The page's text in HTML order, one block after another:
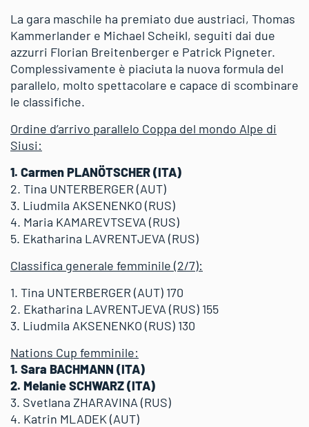
La gara maschile ha premiato due austriaci, Thomas
Kammerlander e Michael Scheikl, seguiti dai due
azzurri Florian Breitenberger e Patrick Pigneter.
Complessivamente è piaciuta la nuova formula del
parallelo, molto spettacolare e capace di scombinare
le classifiche.
Ordine d’arrivo parallelo Coppa del mondo Alpe di
Siusi:
1. Carmen PLANÖTSCHER (ITA)
2. Tina UNTERBERGER (AUT)
3. Liudmila AKSENENKO (RUS)
4. Maria KAMAREVTSEVA (RUS)
5. Ekatharina LAVRENTJEVA (RUS)
Classifica generale femminile (2/7):
1. Tina UNTERBERGER (AUT) 170
2. Ekatharina LAVRENTJEVA (RUS) 155
3. Liudmila AKSENENKO (RUS) 130
Nations Cup femminile:
1. Sara BACHMANN (ITA)
2. Melanie SCHWARZ (ITA)
3. Svetlana ZHARAVINA (RUS)
4. Katrin MLADEK (AUT)